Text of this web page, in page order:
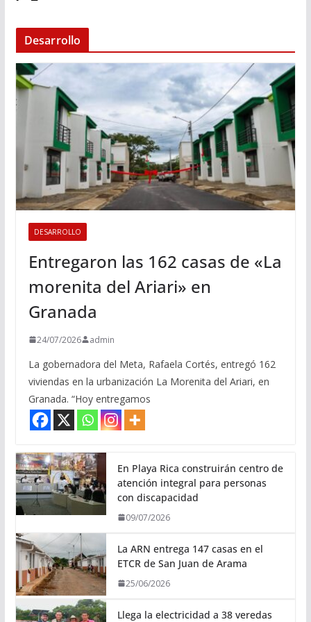
Desarrollo
DESARROLLO
Entregaron las 162 casas de «La
morenita del Ariari» en
Granada
24/07/2026 admin
La gobernadora del Meta, Rafaela Cortés, entregó 162
viviendas en la urbanización La Morenita del Ariari, en
Granada. “Hoy entregamos
En Playa Rica construirán centro de
atención integral para personas
con discapacidad
09/07/2026
La ARN entrega 147 casas en el
ETCR de San Juan de Arama
25/06/2026
Llega la electricidad a 38 veredas